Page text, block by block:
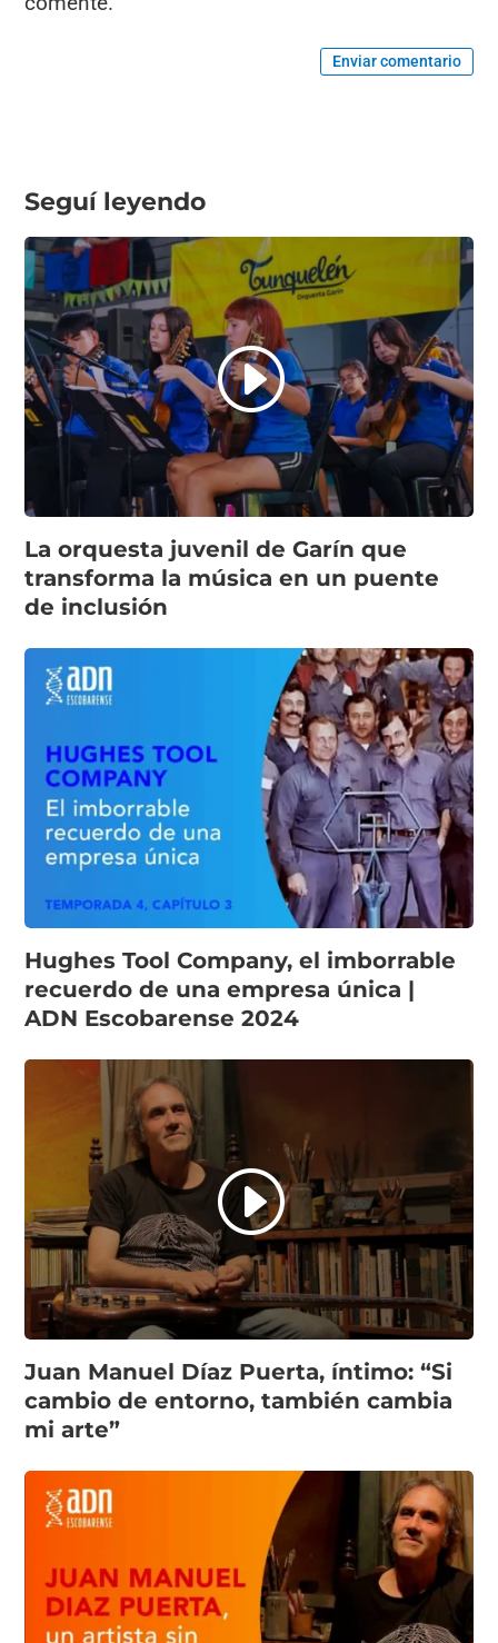
Enviar comentario
Seguí leyendo
La orquesta juvenil de Garín que
transforma la música en un puente
de inclusión
Hughes Tool Company, el imborrable
recuerdo de una empresa única |
ADN Escobarense 2024
Juan Manuel Díaz Puerta, íntimo: “Si
cambio de entorno, también cambia
mi arte”